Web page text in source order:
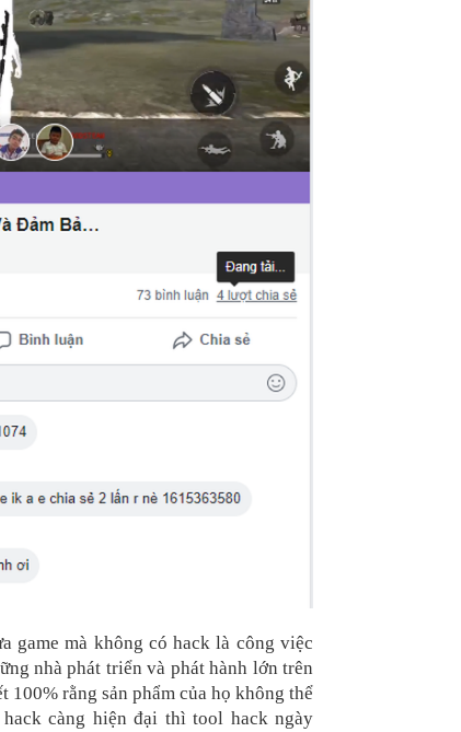
game mà không có hack là công việc
nhà phát triển và phát hành lớn trên
100% rằng sản phẩm của họ không thể
càng hiện đại thì tool hack ngày